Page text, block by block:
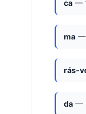
ca —
ma —
rás-
da —